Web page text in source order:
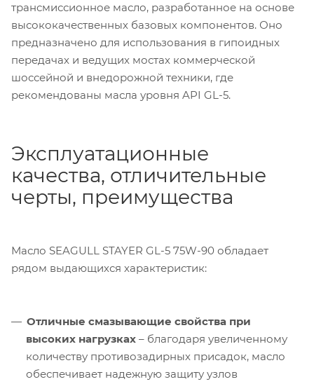
трансмиссионное масло, разработанное на основе
высококачественных базовых компонентов. Оно
предназначено для использования в гипоидных
передачах и ведущих мостах коммерческой
шоссейной и внедорожной техники, где
рекомендованы масла уровня API GL-5.
Эксплуатационные
качества, отличительные
черты, преимущества
Масло SEAGULL STAYER GL-5 75W-90 обладает
рядом выдающихся характеристик:
Отличные смазывающие свойства при
высоких нагрузках – благодаря увеличенному
количеству противозадирных присадок, масло
обеспечивает надежную защиту узлов